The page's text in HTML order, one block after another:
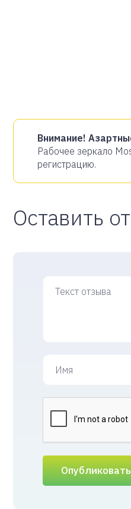
Внимание!
Рабочее зеркало
регистрацию.
Оставить
Опубликовать